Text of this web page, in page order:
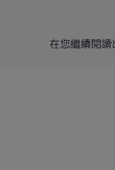
在您繼續閱